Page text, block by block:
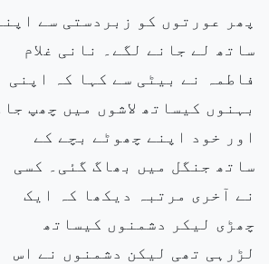
پھر عورتوں کو زبردستی سے
ساتھ لے جانے لگے۔ نانی غلام
فاطمہ نے بیٹی سے کہا کہ اپنی
بہنوں کیساتھ لاشوں میں چھپ جا۔
اور خود اپنے چھوٹے بچے کے
ساتھ جنگل میں بھاگ گئی۔ کسی
نے آخری مرتبہ
دیکھا کہ ایک
چھڑی لیکر دشمنوں کیساتھ
لڑرہی تھی لیکن دشمنوں نے اس